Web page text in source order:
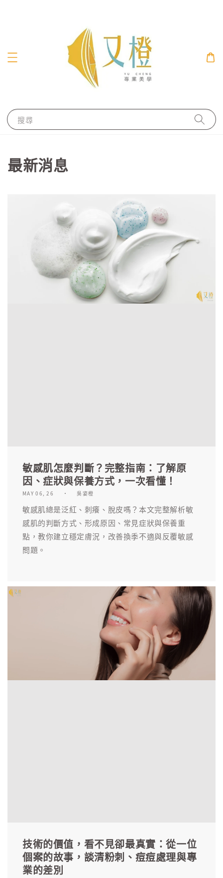
搜尋
最新消息
敏感肌怎麼判斷？完整指南：了解原
因、症狀與保養方式，一次看懂！
MAY 06, 26 吳姿橙
敏感肌總是泛紅、刺癢、脫皮嗎？本文完整解析敏
感肌的判斷方式、形成原因、常見症狀與保養重
點，教你建立穩定膚況，改善換季不適與反覆敏感
問題。
技術的價值，看不見卻最真實：從一位
個案的故事，談清粉刺、痘痘處理與專
業的差別